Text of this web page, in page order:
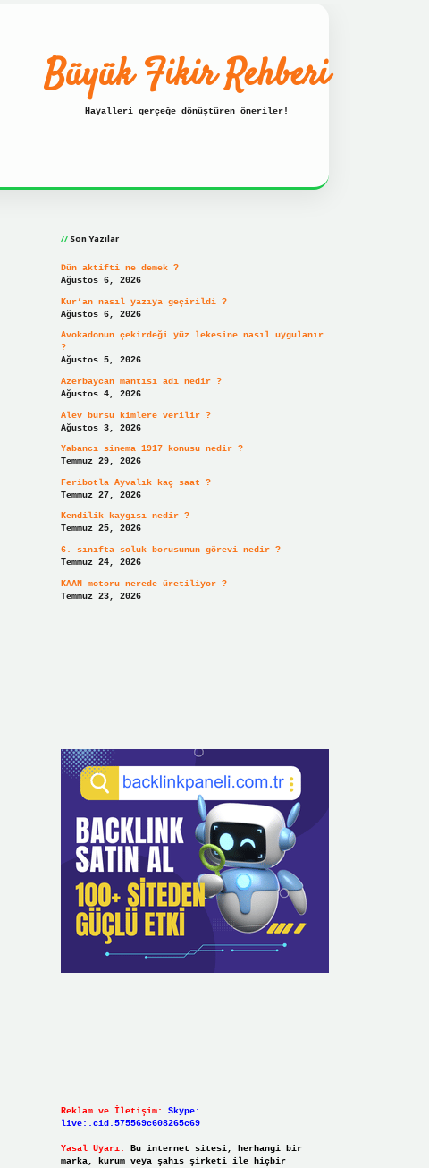
Büyük Fikir Rehberi
Hayalleri gerçeğe dönüştüren öneriler!
Son Yazılar
Dün aktifti ne demek ?
Ağustos 6, 2026
Kur’an nasıl yazıya geçirildi ?
Ağustos 6, 2026
Avokadonun çekirdeği yüz lekesine nasıl uygulanır
?
Ağustos 5, 2026
Azerbaycan mantısı adı nedir ?
Ağustos 4, 2026
Alev bursu kimlere verilir ?
Ağustos 3, 2026
Yabancı sinema 1917 konusu nedir ?
Temmuz 29, 2026
Feribotla Ayvalık kaç saat ?
Temmuz 27, 2026
Kendilik kaygısı nedir ?
Temmuz 25, 2026
6. sınıfta soluk borusunun görevi nedir ?
Temmuz 24, 2026
KAAN motoru nerede üretiliyor ?
Temmuz 23, 2026
Reklam ve İletişim:
Skype:
live:.cid.575569c608265c69
Yasal Uyarı:
Bu internet sitesi, herhangi bir
marka, kurum veya şahıs şirketi ile hiçbir